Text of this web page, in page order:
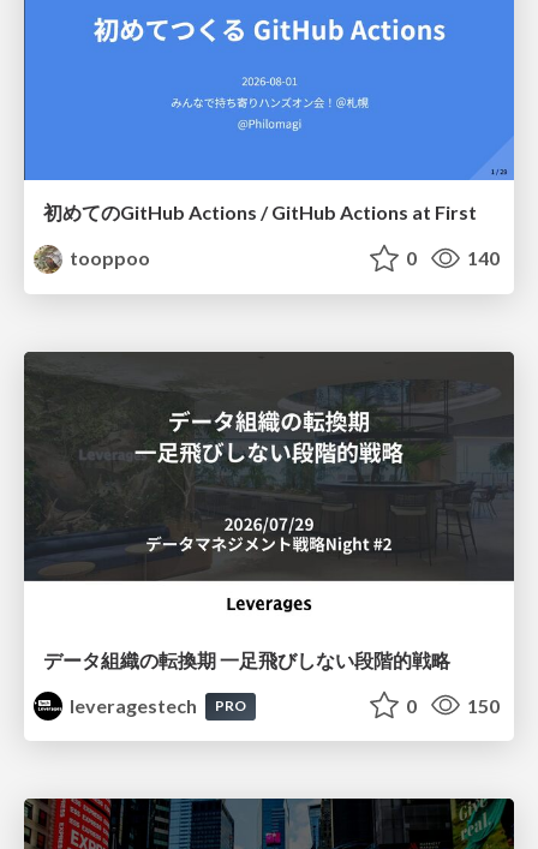
初めてのGitHub Actions / GitHub Actions at First
tooppoo
0 140
データ組織の転換期 一足飛びしない段階的戦略
leveragestech
PRO 0 150